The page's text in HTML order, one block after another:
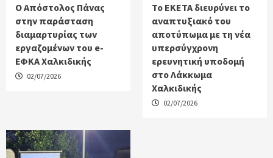
Ο Απόστολος Πάνας
στην παράσταση
διαμαρτυρίας των
εργαζομένων του e-
ΕΦΚΑ Χαλκιδικής
02/07/2026
Το ΕΚΕΤΑ διευρύνει το
αναπτυξιακό του
αποτύπωμα με τη νέα
υπερσύγχρονη
ερευνητική υποδομή
στο Λάκκωμα
Χαλκιδικής
02/07/2026